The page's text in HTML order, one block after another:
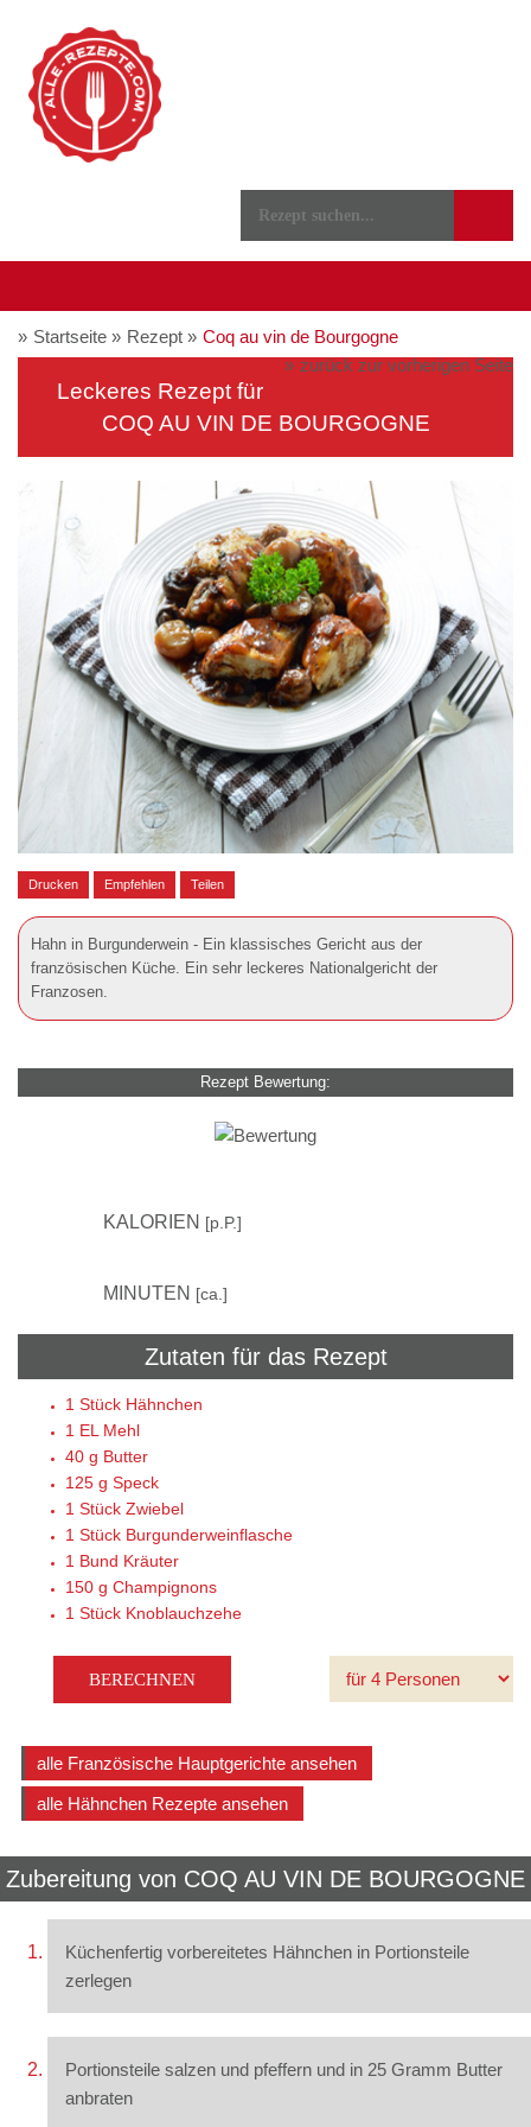
Startseite Rezept
Coq au vin de Bourgogne
zurück zur vorherigen Seite
Leckeres Rezept für
COQ AU VIN DE BOURGOGNE
Drucken Empfehlen Teilen
Hahn in Burgunderwein - Ein klassisches Gericht aus der
französischen Küche. Ein sehr leckeres Nationalgericht der
Franzosen.
Rezept Bewertung:
KALORIEN [p.P.]
MINUTEN [ca.]
Zutaten für das Rezept
1 Stück Hähnchen
1 EL Mehl
40 g Butter
125 g Speck
1 Stück Zwiebel
1 Stück Burgunderweinflasche
1 Bund Kräuter
150 g Champignons
1 Stück Knoblauchzehe
alle Französische Hauptgerichte ansehen
alle Hähnchen Rezepte ansehen
Zubereitung von COQ AU VIN DE BOURGOGNE
Küchenfertig vorbereitetes Hähnchen in Portionsteile
zerlegen
Portionsteile salzen und pfeffern und in 25 Gramm Butter
anbraten